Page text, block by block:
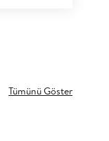
Tümünü Göster